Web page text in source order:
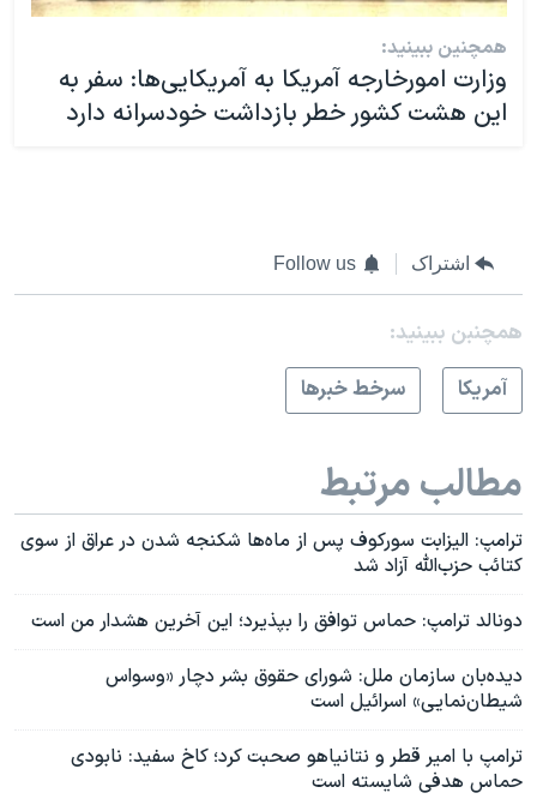
همچنین ببینید:
وزارت امورخارجه آمریکا به آمریکایی‌ها: سفر به
این هشت کشور خطر بازداشت خودسرانه دارد
اشتراک Follow us
همچنبن ببینید:
آمريکا
سرخط خبرها
مطالب مرتبط
ترامپ: الیزابت سورکوف پس از ماه‌ها شکنجه شدن در عراق از سوی
کتائب حزب‌الله آزاد شد
دونالد ترامپ: حماس توافق را بپذیرد؛ این آخرین هشدار من است
دیده‌بان سازمان ملل: شورای حقوق بشر دچار «وسواس
شیطان‌نمایی» اسرائیل است
ترامپ با امیر قطر و نتانیاهو صحبت کرد؛ کاخ سفید: نابودی
حماس هدفی شایسته است